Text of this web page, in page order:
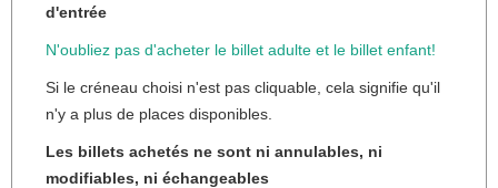
d'entrée
N'oubliez pas d'acheter le billet adulte et le billet enfant!
Si le créneau choisi n'est pas cliquable, cela signifie qu'il
n'y a plus de places disponibles.
Les billets achetés ne sont ni annulables, ni
modifiables, ni échangeables